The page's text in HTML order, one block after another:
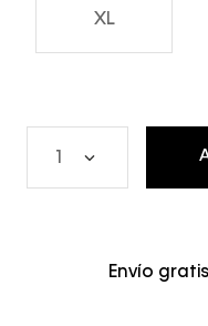
XL
Envío